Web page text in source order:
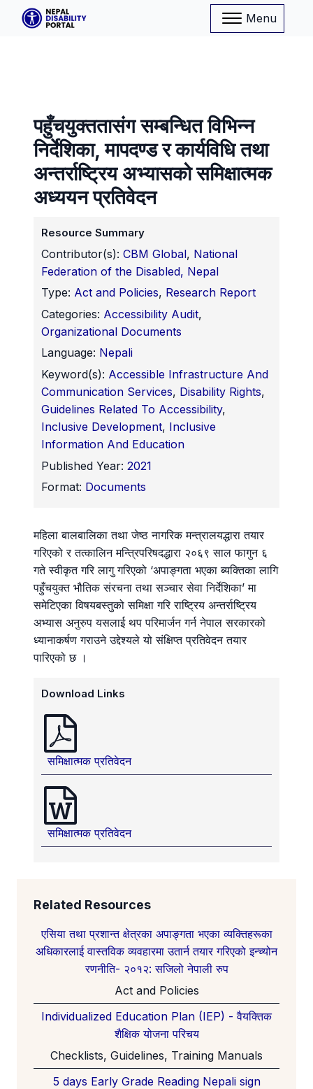
Menu
पहुँचयुक्ततासंग सम्बन्धित विभिन्न
निर्देशिका, मापदण्ड र कार्यविधि तथा
अन्तर्राष्ट्रिय अभ्यासको समिक्षात्मक
अध्ययन प्रतिवेदन
Resource Summary
Contributor(s): CBM Global, National
Federation of the Disabled, Nepal
Type: Act and Policies, Research Report
Categories: Accessibility Audit,
Organizational Documents
Language: Nepali
Keyword(s): Accessible Infrastructure And
Communication Services, Disability Rights,
Guidelines Related To Accessibility,
Inclusive Development, Inclusive
Information And Education
Published Year: 2021
Format: Documents
महिला बालबालिका तथा जेष्ठ नागरिक मन्त्रालयद्धारा तयार
गरिएको र तत्कालिन मन्त्रिपरिषदद्धारा २०६९ साल फागुन ६
गते स्वीकृत गरि लागु गरिएको ‘अपाङ्गता भएका ब्यक्तिका लागि
पहुँचयुक्त भौतिक संरचना तथा सञ्चार सेवा निर्देशिका’ मा
समेटिएका विषयबस्तुको समिक्षा गरि राष्ट्रिय अन्तर्राष्ट्रिय
अभ्यास अनुरुप यसलाई थप परिमार्जन गर्न नेपाल सरकारको
ध्यानाकर्षण गराउने उद्देश्यले यो संक्षिप्त प्रतिवेदन तयार
पारिएको छ ।
Download Links
समिक्षात्मक प्रतिवेदन
समिक्षात्मक प्रतिवेदन
Related Resources
एसिया तथा प्रशान्त क्षेत्रका अपाङ्गता भएका व्यक्तिहरूका
अधिकारलाई वास्तविक व्यवहारमा उतार्न तयार गरिएको इन्च्योन
रणनीति- २०१२: सजिलो नेपाली रुप
Act and Policies
Individualized Education Plan (IEP) - वैयक्तिक
शैक्षिक योजना परिचय
Checklists, Guidelines, Training Manuals
5 days Early Grade Reading Nepali sign